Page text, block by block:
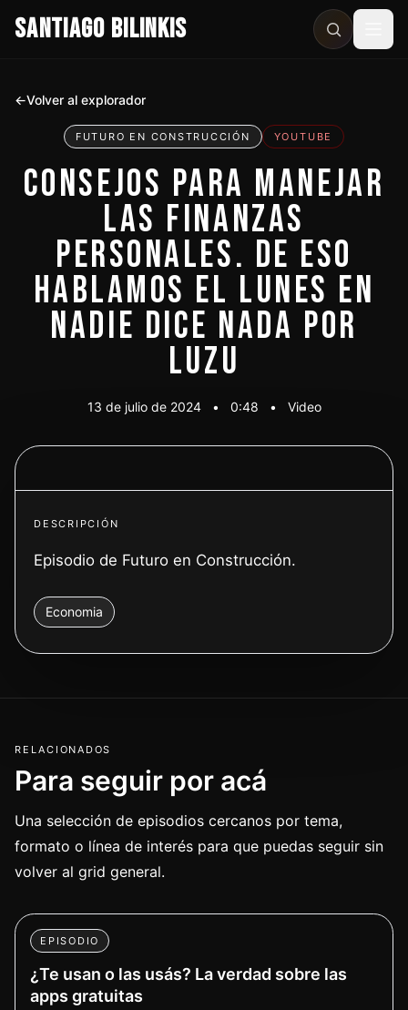
SANTIAGO BILINKIS
←Volver al explorador
FUTURO EN CONSTRUCCIÓN YOUTUBE
CONSEJOS PARA MANEJAR
LAS FINANZAS
PERSONALES. DE ESO
HABLAMOS EL LUNES EN
NADIE DICE NADA POR
LUZU
13 de julio de 2024 • 0:48 • Video
DESCRIPCIÓN
Episodio de Futuro en Construcción.
Economia
RELACIONADOS
Para seguir por acá
Una selección de episodios cercanos por tema,
formato o línea de interés para que puedas seguir sin
volver al grid general.
EPISODIO
¿Te usan o las usás? La verdad sobre las
apps gratuitas